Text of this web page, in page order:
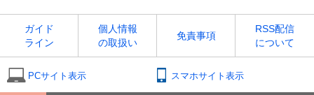
ガイド
ライン
個人情報
の取扱い
免責事項
RSS配信
について
PCサイト表示 スマホサイト表示